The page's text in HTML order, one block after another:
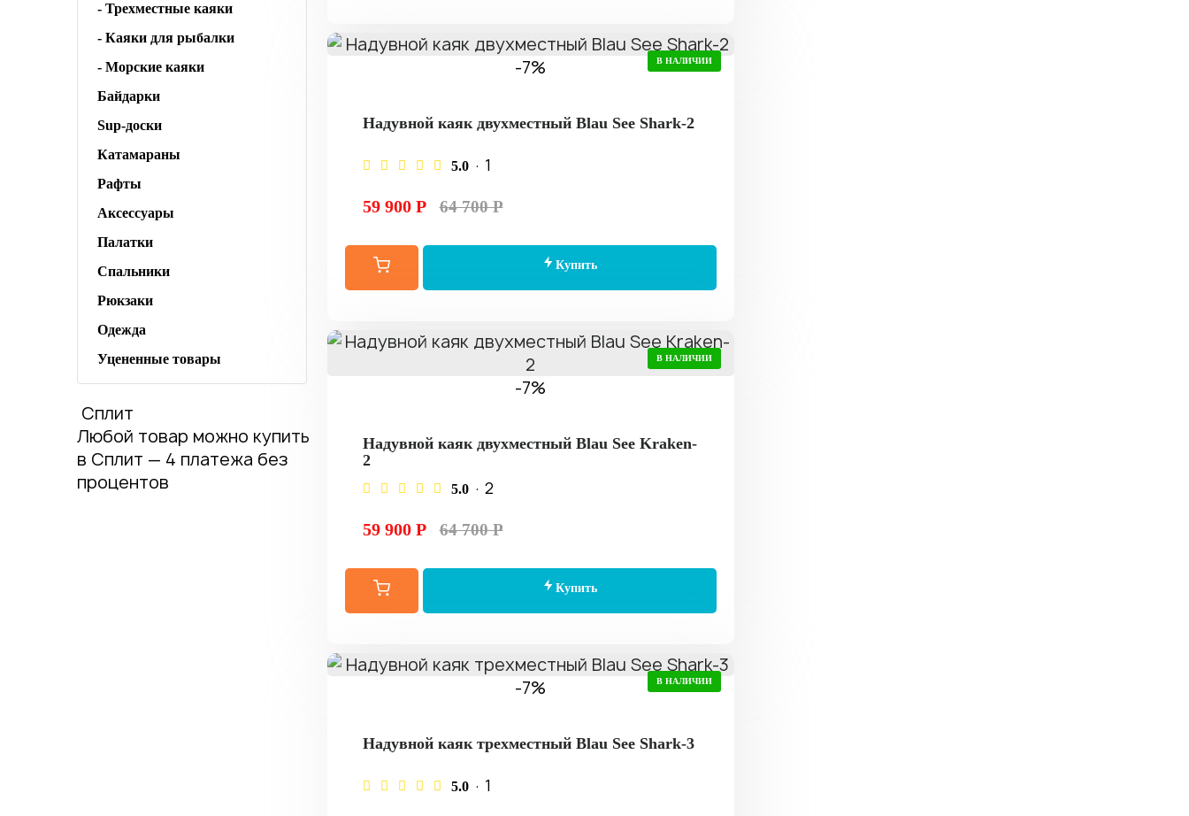
- Трехместные каяки
- Каяки для рыбалки
- Морские каяки
Байдарки
Sup-доски
Катамараны
Рафты
Аксессуары
Палатки
Спальники
Рюкзаки
Одежда
Уцененные товары
Сплит
Любой товар можно купить
в Сплит — 4 платежа без
процентов
-7% В НАЛИЧИИ
Надувной каяк двухместный Blau See Shark-2
5.0 · 1
59 900 Р 64 700 Р
Купить
-7%
В НАЛИЧИИ
Надувной каяк двухместный Blau See Kraken-
2
5.0 · 2
59 900 Р 64 700 Р
Купить
-7% В НАЛИЧИИ
Надувной каяк трехместный Blau See Shark-3
5.0 · 1